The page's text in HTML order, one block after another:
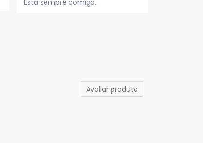
Está sempre comigo.
Avaliar produto